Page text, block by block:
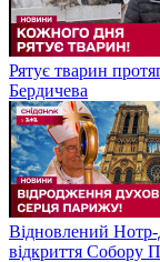
Рятує тварин
Бердичева
Відновлений
відкриття Собору